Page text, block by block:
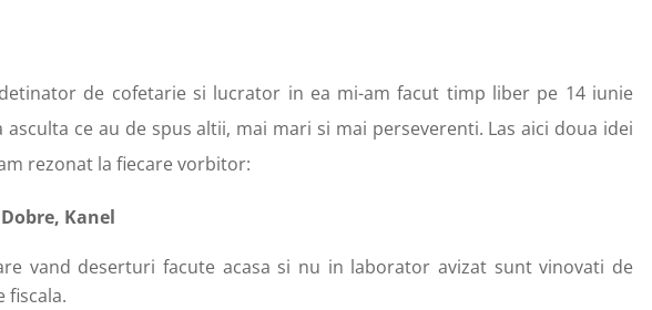
de cofetarie si lucrator in ea mi-am facut timp liber pe 14 iunie
asculta ce au de spus altii, mai mari si mai perseverenti. Las aici doua idei
rezonat la fiecare vorbitor:
Kanel
vand deserturi facute acasa si nu in laborator avizat sunt vinovati de
fiscala.